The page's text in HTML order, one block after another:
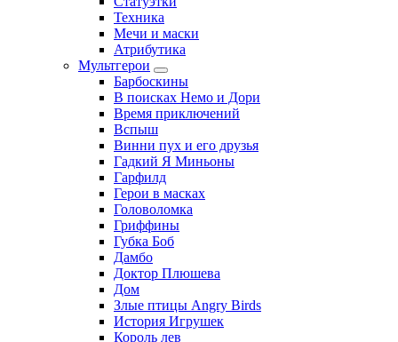
Техника
Мечи и маски
Атрибутика
Мультгерои
Барбоскины
В поисках Немо и Дори
Время приключений
Вспыш
Винни пух и его друзья
Гадкий Я Миньоны
Гарфилд
Герои в масках
Головоломка
Гриффины
Губка Боб
Дамбо
Доктор Плюшева
Дом
Злые птицы Angry Birds
История Игрушек
Король лев